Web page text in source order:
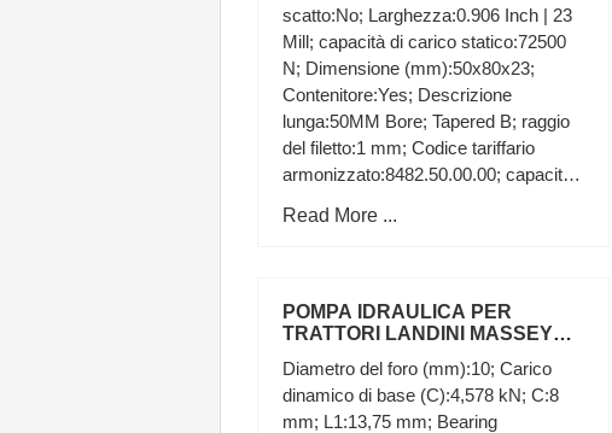
scatto:No; Larghezza:0.906 Inch | 23
Mill; capacità di carico statico:72500
N; Dimensione (mm):50x80x23;
Contenitore:Yes; Descrizione
lunga:50MM Bore; Tapered B; raggio
del filetto:1 mm; Codice tariffario
armonizzato:8482.50.00.00; capacità
Read More ...
POMPA IDRAULICA PER
TRATTORI LANDINI MASSEY
Diametro del foro (mm):10; Carico
dinamico di base (C):4,578 kN; C:8
mm; L1:13,75 mm; Bearing